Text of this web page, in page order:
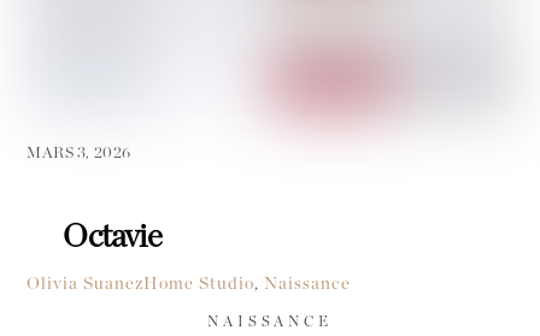
MARS 3, 2026
Octavie
Olivia SuanezHome Studio, Naissance
NAISSANCE